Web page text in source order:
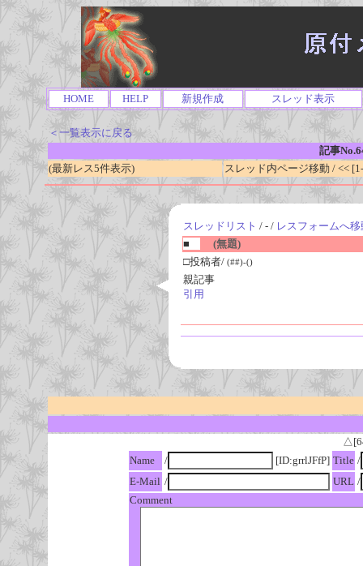
HOME HELP 新規作成 スレッド表示
＜一覧表示に戻る
記事
(最新レス5件表示)
スレッド内ページ移動 / <<
スレッドリスト / - / レスフォームへ移
■
(無題)
□投稿者/ (##)-()
親記事
引用
Name
/ [ID:grrlJFfP] Title /
E-Mail / URL /
Comment